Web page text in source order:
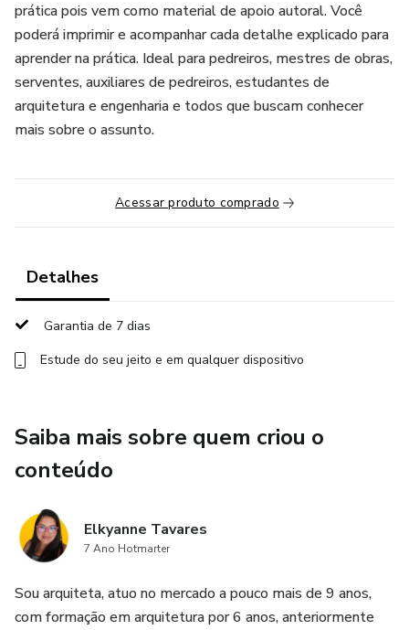
prática pois vem como material de apoio autoral. Você
poderá imprimir e acompanhar cada detalhe explicado para
aprender na prática. Ideal para pedreiros, mestres de obras,
serventes, auxiliares de pedreiros, estudantes de
arquitetura e engenharia e todos que buscam conhecer
mais sobre o assunto.
Acessar produto comprado
Detalhes
Garantia de 7 dias
Estude do seu jeito e em qualquer dispositivo
Saiba mais sobre quem criou o
conteúdo
Elkyanne Tavares
7 Ano Hotmarter
Sou arquiteta, atuo no mercado a pouco mais de 9 anos,
com formação em arquitetura por 6 anos, anteriormente